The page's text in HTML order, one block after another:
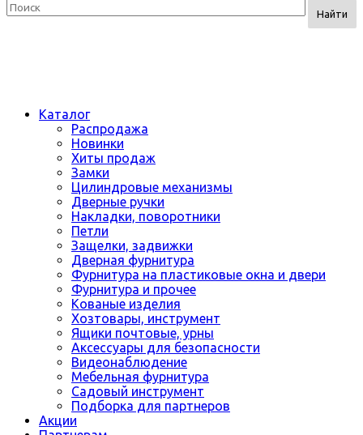
Найти
Каталог
Распродажа
Новинки
Хиты продаж
Замки
Цилиндровые механизмы
Дверные ручки
Накладки, поворотники
Петли
Защелки, задвижки
Дверная фурнитура
Фурнитура на пластиковые окна и двери
Фурнитура и прочее
Кованые изделия
Хозтовары, инструмент
Ящики почтовые, урны
Аксессуары для безопасности
Видеонаблюдение
Мебельная фурнитура
Садовый инструмент
Подборка для партнеров
Акции